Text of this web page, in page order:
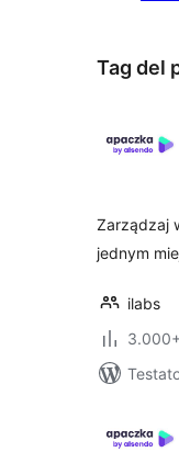
Tag del
Zarządzaj
jednym
ilabs